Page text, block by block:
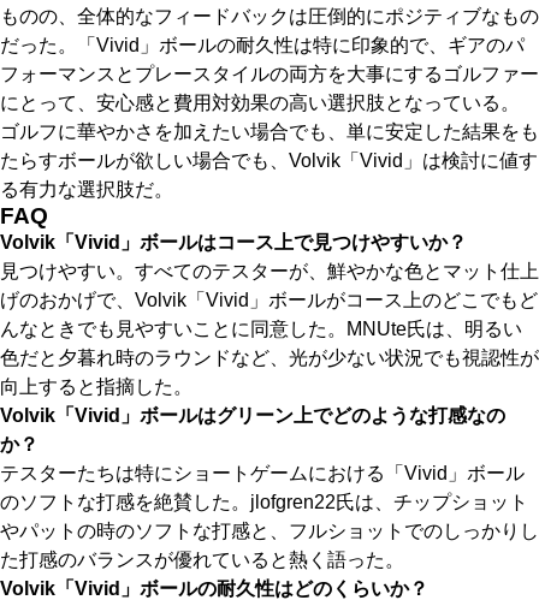
ものの、全体的なフィードバックは圧倒的にポジティブなもの
だった。「Vivid」ボールの耐久性は特に印象的で、ギアのパ
フォーマンスとプレースタイルの両方を大事にするゴルファー
にとって、安心感と費用対効果の高い選択肢となっている。
ゴルフに華やかさを加えたい場合でも、単に安定した結果をも
たらすボールが欲しい場合でも、Volvik「Vivid」は検討に値す
る有力な選択肢だ。
FAQ
Volvik「Vivid」ボールはコース上で見つけやすいか？
見つけやすい。すべてのテスターが、鮮やかな色とマット仕上
げのおかげで、Volvik「Vivid」ボールがコース上のどこでもど
んなときでも見やすいことに同意した。MNUte氏は、明るい
色だと夕暮れ時のラウンドなど、光が少ない状況でも視認性が
向上すると指摘した。
Volvik「Vivid」ボールはグリーン上でどのような打感なの
か？
テスターたちは特にショートゲームにおける「Vivid」ボール
のソフトな打感を絶賛した。jlofgren22氏は、チップショット
やパットの時のソフトな打感と、フルショットでのしっかりし
た打感のバランスが優れていると熱く語った。
Volvik「Vivid」ボールの耐久性はどのくらいか？